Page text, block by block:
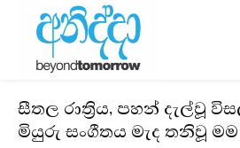
සීතල රාත්‍රිය, පහන් දැල්වූ
මියුරු සංගීතය මැද තනිවූ මම